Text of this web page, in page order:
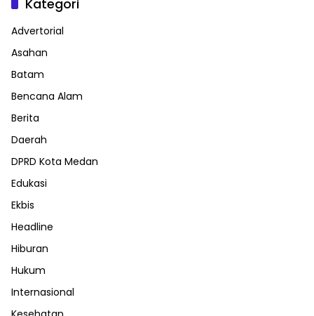
Kategori
Advertorial
Asahan
Batam
Bencana Alam
Berita
Daerah
DPRD Kota Medan
Edukasi
Ekbis
Headline
Hiburan
Hukum
Internasional